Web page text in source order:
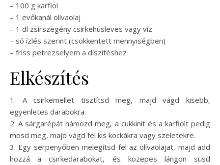
– 100 g karfiol
– 1 evőkanál olívaolaj
– 1 dl zsírszegény csirkehúsleves vagy víz
– só ízlés szerint (csökkentett mennyiségben)
– friss petrezselyem a díszítéshez
Elkészítés
1. A csirkemellet tisztítsd meg, majd vágd kisebb,
egyenletes darabokra.
2. A sárgarépát hámozd meg, a cukkinit és a karfiolt pedig
mosd meg, majd vágd fel kis kockákra vagy szeletekre.
3. Egy serpenyőben melegítsd fel az olívaolajat, majd add
hozzá a csirkedarabokat, és közepes lángon süsd